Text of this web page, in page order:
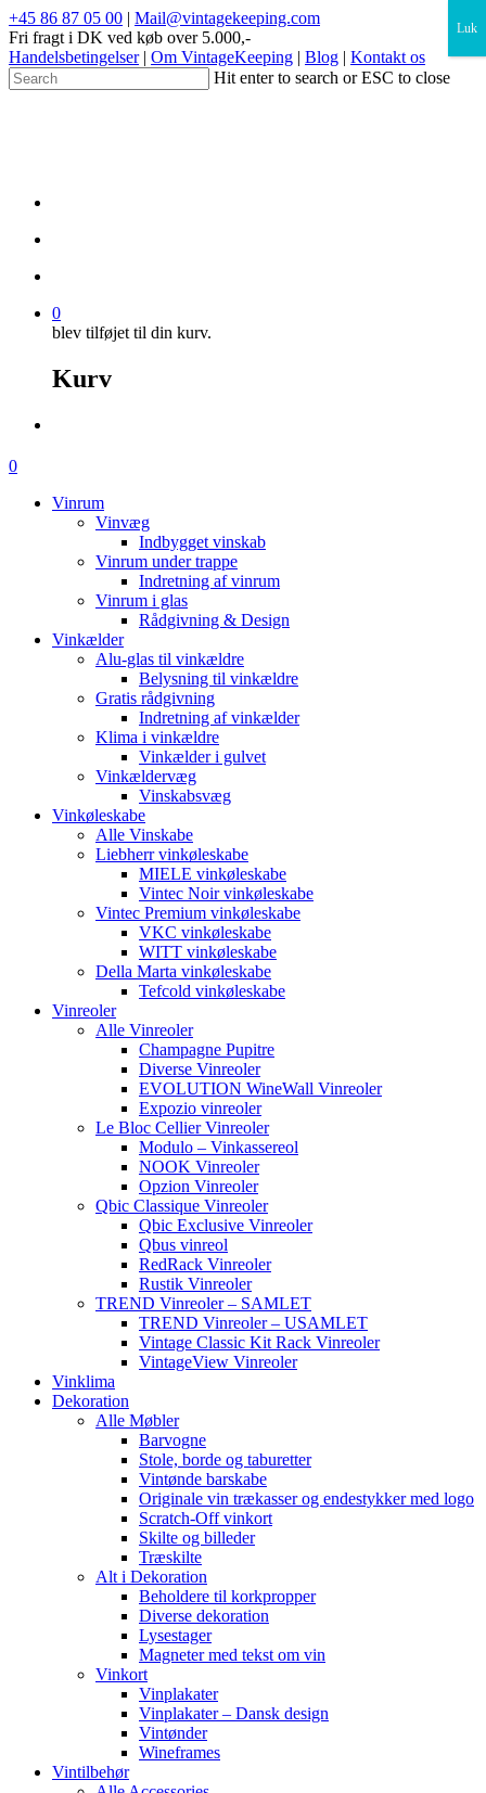
+45 86 87 05 00 | Mail@vintagekeeping.com
Fri fragt i DK ved køb over 5.000,-
Handelsbetingelser| Om VintageKeeping | Blog | Kontakt os
Hit enter to search or ESC to close
0
blev tilføjet til din kurv.
Kurv
0
Vinrum
Vinvæg
Indbygget vinskab
Vinrum under trappe
Indretning af vinrum
Vinrum i glas
Rådgivning & Design
Vinkælder
Alu-glas til vinkældre
Belysning til vinkældre
Gratis rådgivning
Indretning af vinkælder
Klima i vinkældre
Vinkælder i gulvet
Vinkældervæg
Vinskabsvæg
Vinkøleskabe
Alle Vinskabe
Liebherr vinkøleskabe
MIELE vinkøleskabe
Vintec Noir vinkøleskabe
Vintec Premium vinkøleskabe
VKC vinkøleskabe
WITT vinkøleskabe
Della Marta vinkøleskabe
Tefcold vinkøleskabe
Vinreoler
Alle Vinreoler
Champagne Pupitre
Diverse Vinreoler
EVOLUTION WineWall Vinreoler
Expozio vinreoler
Le Bloc Cellier Vinreoler
Modulo – Vinkassereol
NOOK Vinreoler
Opzion Vinreoler
Qbic Classique Vinreoler
Qbic Exclusive Vinreoler
Qbus vinreol
RedRack Vinreoler
Rustik Vinreoler
TREND Vinreoler – SAMLET
TREND Vinreoler – USAMLET
Vintage Classic Kit Rack Vinreoler
VintageView Vinreoler
Vinklima
Dekoration
Alle Møbler
Barvogne
Stole, borde og taburetter
Vintønde barskabe
Originale vin trækasser og endestykker med logo
Scratch-Off vinkort
Skilte og billeder
Træskilte
Alt i Dekoration
Beholdere til korkpropper
Diverse dekoration
Lysestager
Magneter med tekst om vin
Vinkort
Vinplakater
Vinplakater – Dansk design
Vintønder
Wineframes
Vintilbehør
×
Luk